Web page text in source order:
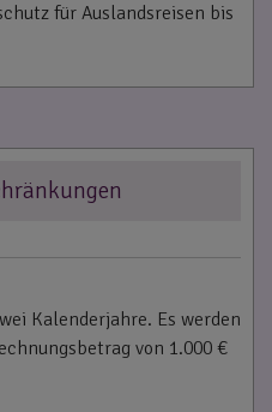
für Auslandsreisen bis
Kalenderjahre. Es werden
von 1.000 €